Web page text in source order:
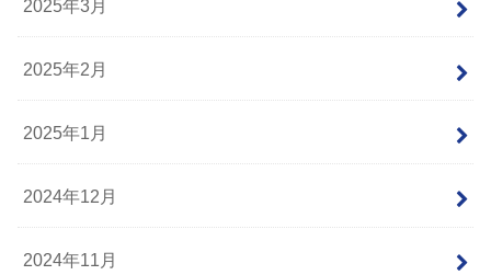
2025年3月
2025年2月
2025年1月
2024年12月
2024年11月